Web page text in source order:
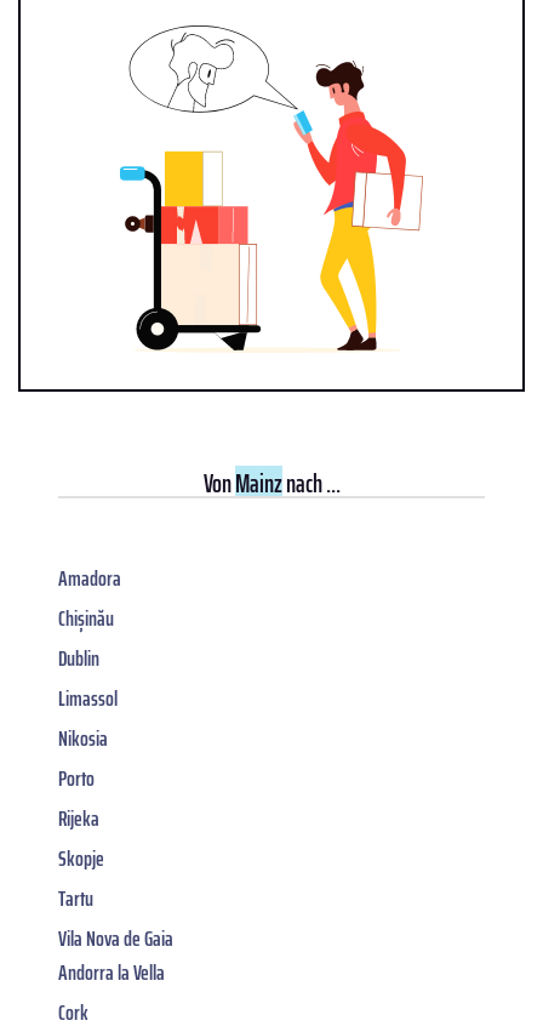
VonMainznach ...
Amadora
Chișinău
Dublin
Limassol
Nikosia
Porto
Rijeka
Skopje
Tartu
Vila Nova de Gaia
Andorra la Vella
Cork